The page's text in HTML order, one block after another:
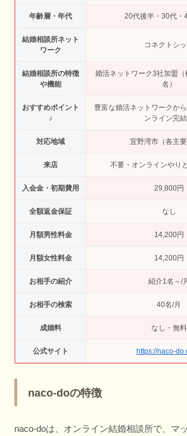
年齢層・年代 20代後半・30代・
結婚相談所ネット
ワーク
コネクトシ
結婚相談所の特徴
や機能
婚活ネットワーク3社加盟
名）
おすすめポイント
♪
豊富な婚活ネットワークか
ンライン完
対応地域 宜野湾市（各主要
来店 不要・オンラインやり
入会金・初期費用 29,800円
全額返金保証 なし
月額男性料金 14,200円
月額女性料金 14,200円
お相手の紹介 紹介1名～/
お相手の検索 40名/月
成婚料 なし・無料
公式サイト https://naco-
naco-doの特徴
naco-doは、オンライン結婚相談所で、マ